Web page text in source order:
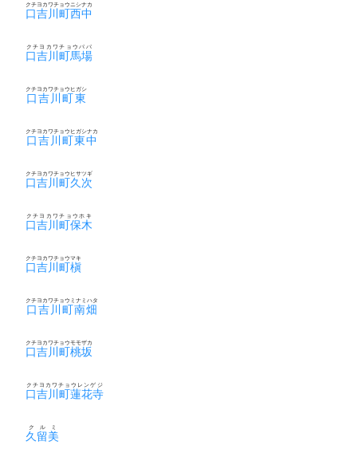
口吉川町西中
クチヨカワチョウニシナカ
口吉川町馬場
クチヨカワチョウババ
口吉川町東
クチヨカワチョウヒガシ
口吉川町東中
クチヨカワチョウヒガシナカ
口吉川町久次
クチヨカワチョウヒサツギ
口吉川町保木
クチヨカワチョウホキ
口吉川町槇
クチヨカワチョウマキ
口吉川町南畑
クチヨカワチョウミナミハタ
口吉川町桃坂
クチヨカワチョウモモザカ
口吉川町蓮花寺
クチヨカワチョウレンゲジ
久留美
クルミ